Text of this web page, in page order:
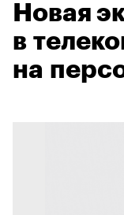
Новая
в
на